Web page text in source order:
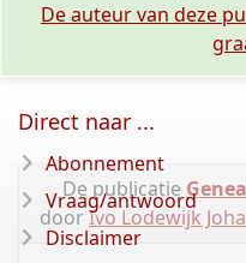
De auteur van deze
De publicatie
doorIvo Lodewijk
Direct naar ...
Abonnement
Vraag/antwoord
Disclaimer